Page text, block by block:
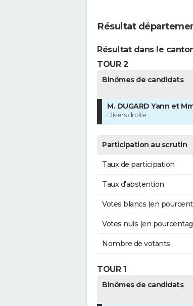
Résultat
Résultat dans le
TOUR 2
Binômes de candidats
M. DUGARD Yann et
Divers droite
Participation au scrutin
Taux de participation
Taux d'abstention
Votes blancs (en
Votes nuls (en
Nombre de votants
TOUR 1
Binômes de candidats